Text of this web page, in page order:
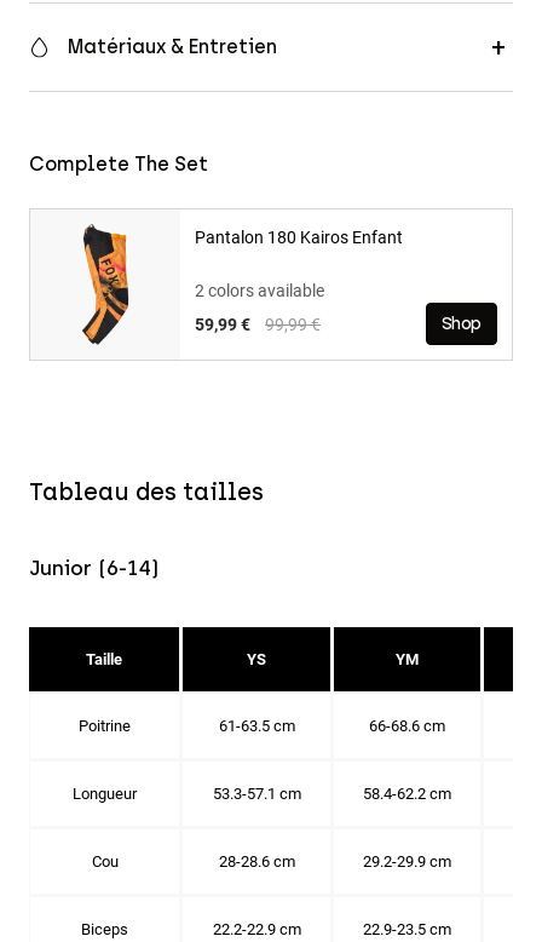
Matériaux & Entretien
Complete The Set
Pantalon 180 Kairos Enfant
2 colors available
Price reduced from
99,99 €to
59,99 € Shop
Tableau des tailles
Junior (6-14)
Taille YS YM
Poitrine 61-63.5 cm 66-68.6 cm
Longueur 53.3-57.1 cm 58.4-62.2 cm
Cou 28-28.6 cm 29.2-29.9 cm
Biceps 22.2-22.9 cm 22.9-23.5 cm